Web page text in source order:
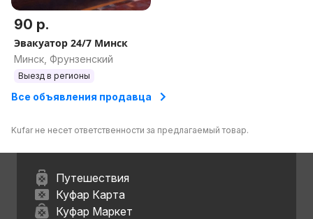
90 р.
Эвакуатор 24/7 Минск
Минск, Фрунзенский
Выезд в регионы
Все объявления продавца
Kufar не несет ответственности за предлагаемый товар.
Путешествия
Куфар Карта
Куфар Маркет